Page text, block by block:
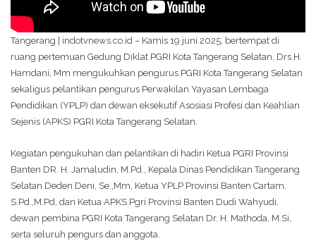
Tangerang | indotvnews.co.id – Kamis 19 juni 2025, bertempat di
ruang pertemuan Gedung Diklat PGRI Kota Tangerang Selatan, Drs.H.
Hamdani, Mm mengukuhkan pengurus PGRI Kota Tangerang Selatan
sekaligus pelantikan pengurus Perwakilan Yayasan Lembaga
Pendidikan (YPLP) dan dewan eksekutif Asosiasi Profesi dan Keahlian
Sejenis (APKS) PGRI Kota Tangerang Selatan.
Kegiatan pengukuhan dan pelantikan di hadiri Ketua PGRI Provinsi
Banten DR. H. Jamaludin, M.Pd., Kepala Dinas Pendidikan Tangerang
Selatan Deden Deni, Se.,Mm, Ketua YPLP Provinsi Banten Cartam,
S.Pd.,M.Pd, dan Ketua APKS Pgri Provinsi Banten Dudi Wahyudi,
dewan pembina PGRI Kota Tangerang Selatan Dr. H. Mathoda, M.Si,
serta seluruh pengurs dan anggota.